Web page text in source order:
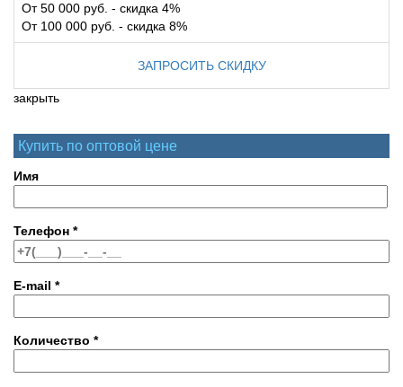
От 50 000 руб. - скидка 4%
От 100 000 руб. - скидка 8%
ЗАПРОСИТЬ СКИДКУ
закрыть
Купить по оптовой цене
Имя
Телефон *
E-mail *
Количество *